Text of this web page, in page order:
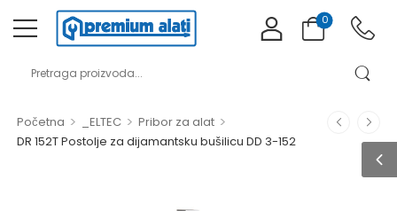
0
Početna > _ELTEC > Pribor za alat >
DR 152T Postolje za dijamantsku bušilicu DD 3-152